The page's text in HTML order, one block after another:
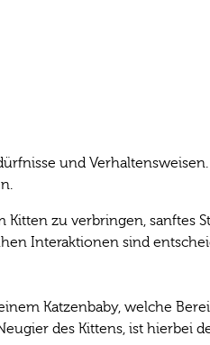
und
Kitten zu verbringen, sanftes
Interaktionen sind
Katzenbaby, welche
des Kittens, ist hierbei